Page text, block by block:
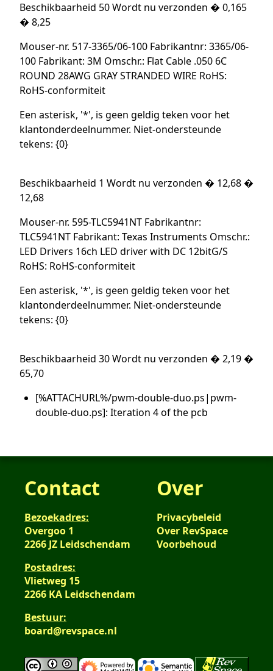
Beschikbaarheid 50 Wordt nu verzonden � 0,165
� 8,25
Mouser-nr. 517-3365/06-100 Fabrikantnr: 3365/06-
100 Fabrikant: 3M Omschr.: Flat Cable .050 6C
ROUND 28AWG GRAY STRANDED WIRE RoHS:
RoHS-conformiteit
Een asterisk, '*', is geen geldig teken voor het
klantonderdeelnummer. Niet-ondersteunde
tekens: {0}
Beschikbaarheid 1 Wordt nu verzonden � 12,68 �
12,68
Mouser-nr. 595-TLC5941NT Fabrikantnr:
TLC5941NT Fabrikant: Texas Instruments Omschr.:
LED Drivers 16ch LED driver with DC 12bitG/S
RoHS: RoHS-conformiteit
Een asterisk, '*', is geen geldig teken voor het
klantonderdeelnummer. Niet-ondersteunde
tekens: {0}
Beschikbaarheid 30 Wordt nu verzonden � 2,19 �
65,70
[%ATTACHURL%/pwm-double-duo.ps|pwm-
double-duo.ps]: Iteration 4 of the pcb
Contact
Bezoekadres:
Overgoo 1
2266 JZ Leidschendam
Postadres:
Vlietweg 15
2266 KA Leidschendam
Bestuur:
board@revspace.nl
Over
Privacybeleid
Over RevSpace
Voorbehoud